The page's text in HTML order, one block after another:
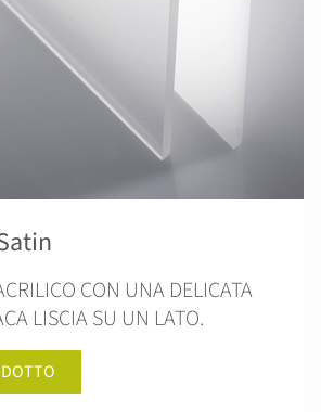
CON UNA DELICATA
LISCIA SU UN LATO.